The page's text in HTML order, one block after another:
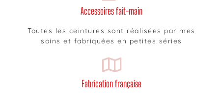
Accessoires fait-main
Toutes les ceintures sont réalisées par mes
soins et fabriquées en petites séries
Fabrication française